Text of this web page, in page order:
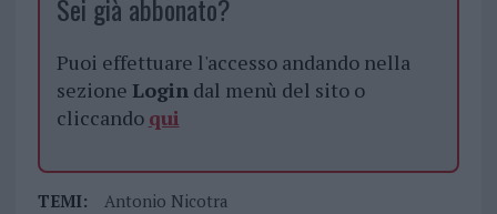
Sei già abbonato?
Puoi effettuare l'accesso andando nella
sezione Logindal menù del sito o
cliccando qui
TEMI:
Antonio Nicotra